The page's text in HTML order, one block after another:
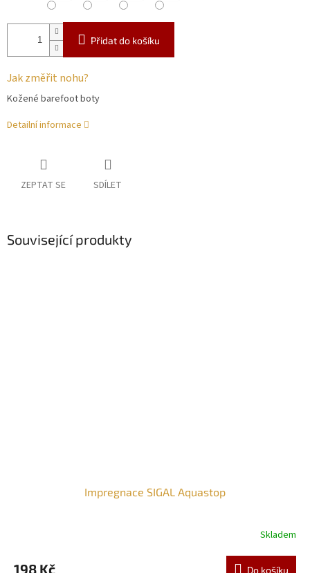
Přidat do košíku
Jak změřit nohu?
Kožené barefoot boty
Detailní informace
ZEPTAT SE SDÍLET
Související produkty
Impregnace SIGAL Aquastop
Skladem
198 Kč Do košíku